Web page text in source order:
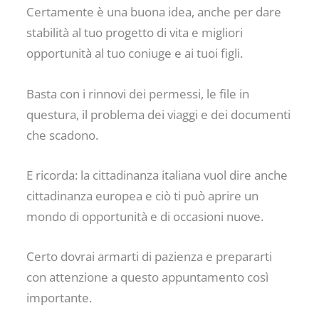
Certamente è una buona idea, anche per dare
stabilità al tuo progetto di vita e migliori
opportunità al tuo coniuge e ai tuoi figli.
Basta con i rinnovi dei permessi, le file in
questura, il problema dei viaggi e dei documenti
che scadono.
E ricorda: la cittadinanza italiana vuol dire anche
cittadinanza europea e ciò ti può aprire un
mondo di opportunità e di occasioni nuove.
Certo dovrai armarti di pazienza e prepararti
con attenzione a questo appuntamento così
importante.